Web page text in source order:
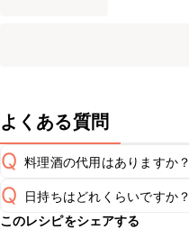
よくある質問
Q 料理酒の代用はありますか？
A
Q 日持ちはどれくらいですか？
このレシピをシェアする